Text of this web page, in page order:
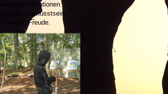
Variationen.
Selbstbewusstsein,
Freude.